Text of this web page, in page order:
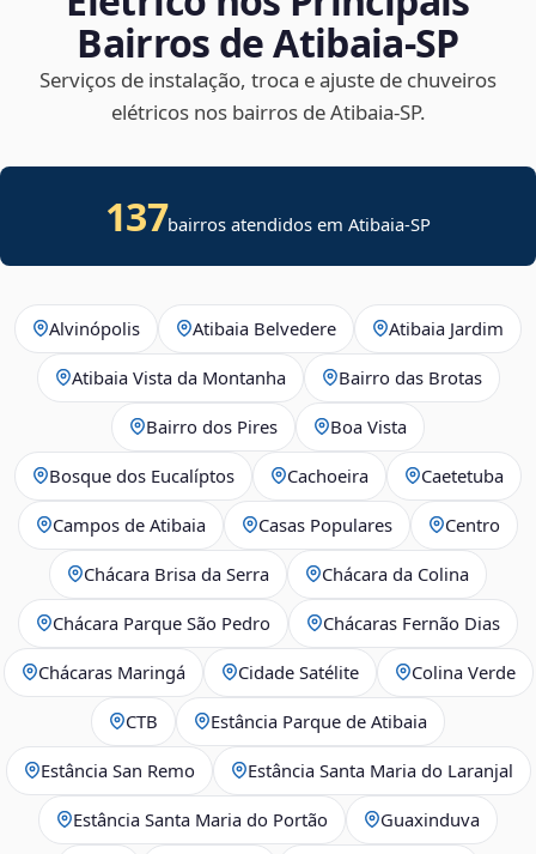
Bairros de Atibaia‑SP
Serviços de instalação, troca e ajuste de chuveiros
elétricos nos bairros de Atibaia‑SP.
137bairros atendidos em Atibaia-SP
Alvinópolis Atibaia Belvedere Atibaia Jardim
Atibaia Vista da Montanha Bairro das Brotas
Bairro dos Pires Boa Vista
Bosque dos Eucalíptos Cachoeira Caetetuba
Campos de Atibaia Casas Populares Centro
Chácara Brisa da Serra Chácara da Colina
Chácara Parque São Pedro Chácaras Fernão Dias
Chácaras Maringá Cidade Satélite Colina Verde
CTB Estância Parque de Atibaia
Estância San Remo Estância Santa Maria do Laranjal
Estância Santa Maria do Portão Guaxinduva